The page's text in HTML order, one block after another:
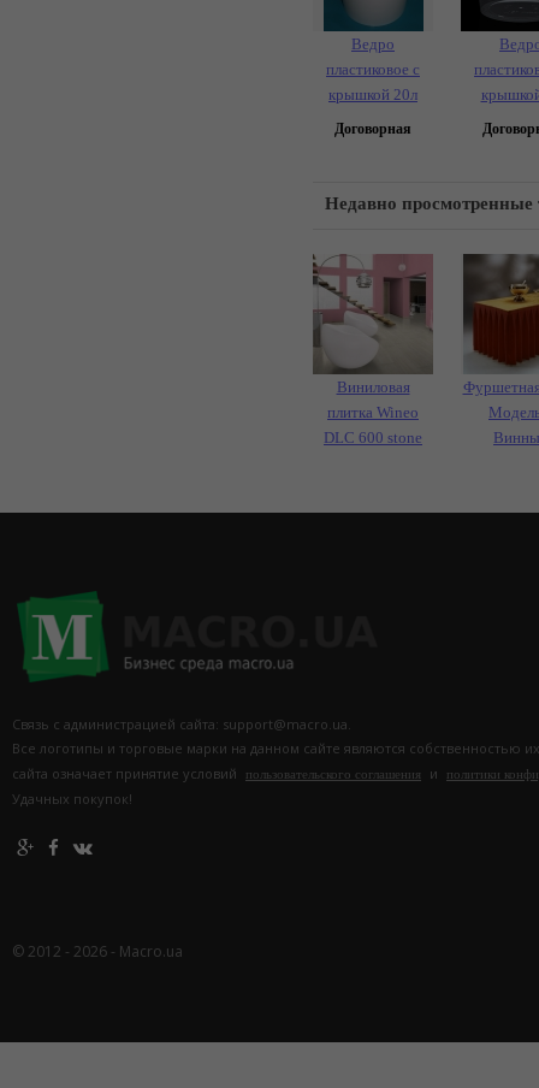
Ведро
пластиковое с
крышкой 20л
Договорная
Недавно просмотренные
Виниловая
плитка Wineo
DLC 600 stone
Связь с администрацией сайта: support@macro.ua.
Все логотипы и торговые марки на данном сайте являются собственностью
сайта означает принятие условий
пользовательского соглашения и политики
Удачных покупок!
© 2012 - 2026 - Macro.ua